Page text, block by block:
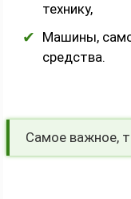
технику,
Машины,
средства.
Самое важное,